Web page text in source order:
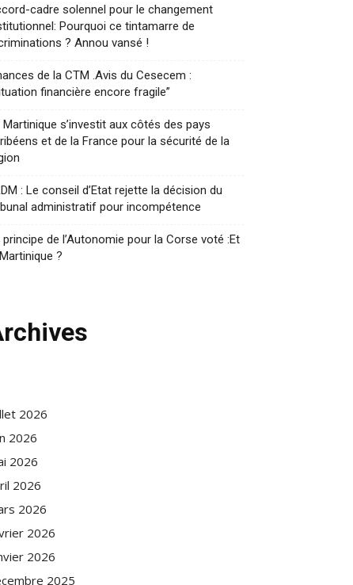
cadre solennel pour le changement
Pourquoi ce tintamarre de
? Annou vansé !
de la CTM .Avis du Cesecem :
financière encore fragile”
Martinique s’investit aux côtés des pays
et de la France pour la sécurité de la
: Le conseil d’Etat rejette la décision du
administratif pour incompétence
principe de l’Autonomie pour la Corse voté :Et
?
2026
2026
2026
2026
2026
2026
2026
2025